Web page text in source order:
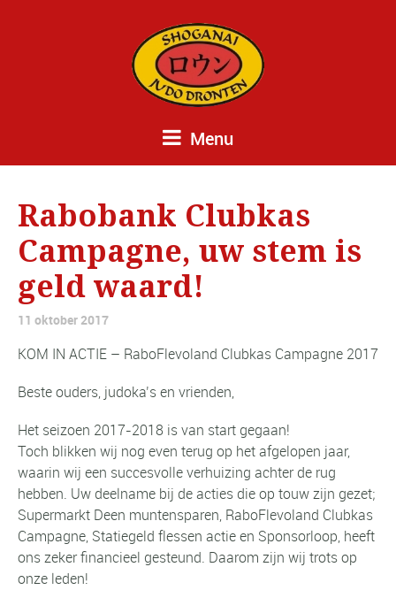
Menu
Rabobank Clubkas
Campagne, uw stem is
geld waard!
11 oktober 2017
KOM IN ACTIE – RaboFlevoland Clubkas Campagne 2017
Beste ouders, judoka’s en vrienden,
Het seizoen 2017-2018 is van start gegaan!
Toch blikken wij nog even terug op het afgelopen jaar,
waarin wij een succesvolle verhuizing achter de rug
hebben. Uw deelname bij de acties die op touw zijn gezet;
Supermarkt Deen muntensparen, RaboFlevoland Clubkas
Campagne, Statiegeld flessen actie en Sponsorloop, heeft
ons zeker financieel gesteund. Daarom zijn wij trots op
onze leden!